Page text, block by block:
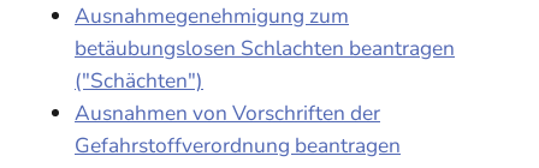
Ausnahmegenehmigung zum
betäubungslosen Schlachten beantragen
("Schächten")
Ausnahmen von Vorschriften der
Gefahrstoffverordnung beantragen